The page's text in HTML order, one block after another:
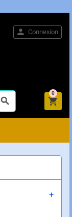

 Connexion

0
